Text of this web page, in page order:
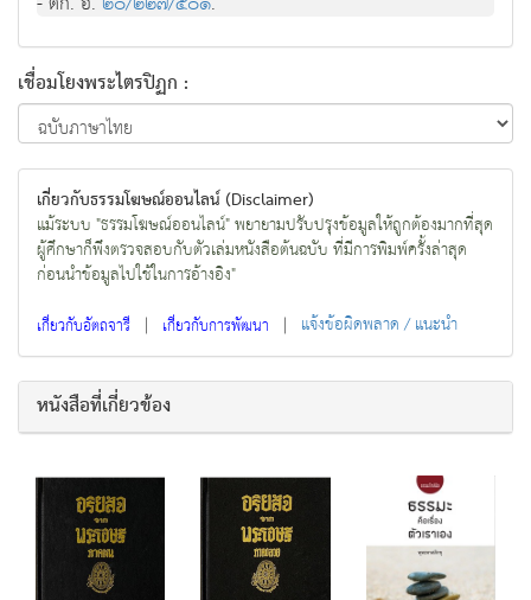
เชื่อมโยงพระไตรปิฏก :
เกี่ยวกับธรรมโฆษณ์ออนไลน์ (Disclaimer)
แม้ระบบ "ธรรมโฆษณ์ออนไลน์" พยายามปรับปรุงข้อมูลให้ถูกต้องมากที่สุด
ผู้ศึกษาก็พึงตรวจสอบกับตัวเล่มหนังสือต้นฉบับ ที่มีการพิมพ์ครั้งล่าสุด
ก่อนนำข้อมูลไปใช้ในการอ้างอิง"
เกี่ยวกับอัตถจารี | เกี่ยวกับการพัฒนา | แจ้งข้อผิดพลาด / แนะนำ
หนังสือที่เกี่ยวข้อง